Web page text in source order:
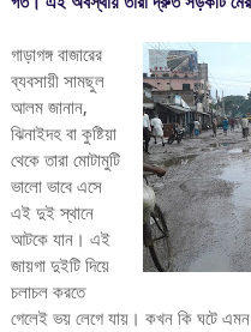
গাড়াগঙ্গ বাজারের
ব্যবসায়ী সামছুল
আলম জানান,
ঝিনাইদহ বা কুষ্টিয়া
থেকে তারা মোটামুটি
ভালো ভাবে এসে
এই দুই স্থানে
আটকে যান। এই
জায়গা দুইটি দিয়ে
চলাচল করতে
গেলেই ভয় লেগে যায়। কখন কি ঘটে